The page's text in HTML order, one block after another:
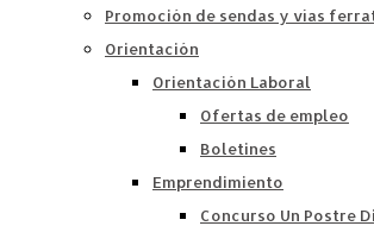
Promoción de sendas y vías
Orientación
Orientación Laboral
Ofertas de empleo
Boletines
Emprendimiento
Concurso Un Postre